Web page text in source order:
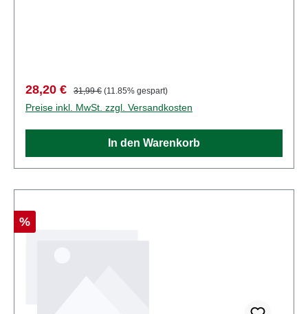
Verkaufspreis:
28,20 € Regulärer Preis:
31,99 € (11.85% gespart)
Preise inkl. MwSt. zzgl. Versandkosten
In den Warenkorb
Rabatt
%